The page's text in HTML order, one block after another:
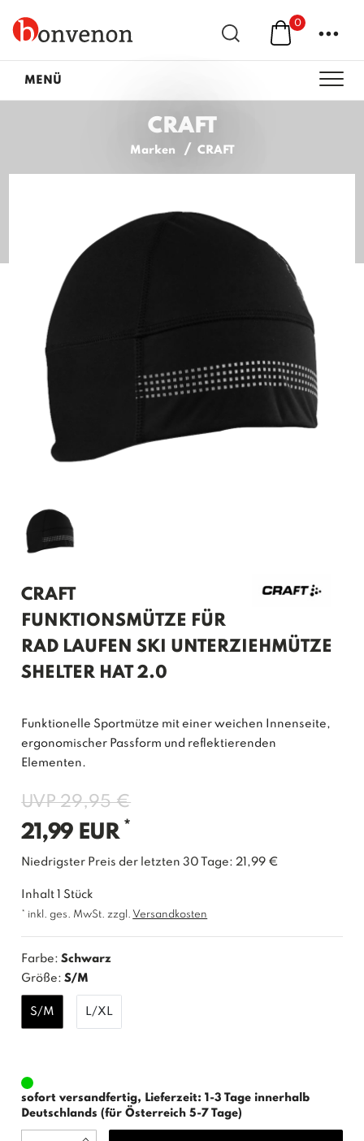
0 ...
MENÜ
CRAFT
Marken CRAFT
CRAFT
FUNKTIONSMÜTZE FÜR
RAD LAUFEN SKI UNTERZIEHMÜTZE
SHELTER HAT 2.0
Funktionelle Sportmütze mit einer weichen Innenseite,
ergonomischer Passform und reflektierenden
Elementen.
UVP 29,95 €
21,99 EUR *
Niedrigster Preis der letzten 30 Tage: 21,99 €
Inhalt1Stück
* inkl. ges. MwSt. zzgl. Versandkosten
Farbe:Schwarz
Größe: S/M
S/M L/XL
sofort versandfertig, Lieferzeit: 1-3 Tage innerhalb
Deutschlands (für Österreich 5-7 Tage)